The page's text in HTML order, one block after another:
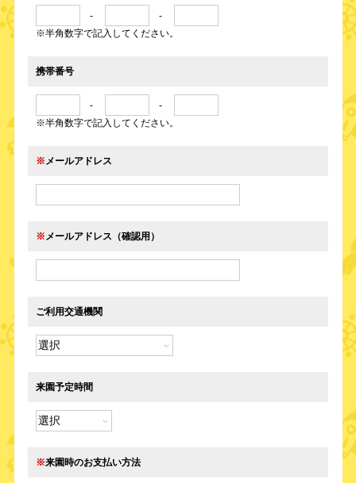
-
-
※半角数字で記入してください。
携帯番号
-
-
※半角数字で記入してください。
※ メールアドレス
※ メールアドレス（確認用）
ご利用交通機関
来園予定時間
※来園時のお支払い方法